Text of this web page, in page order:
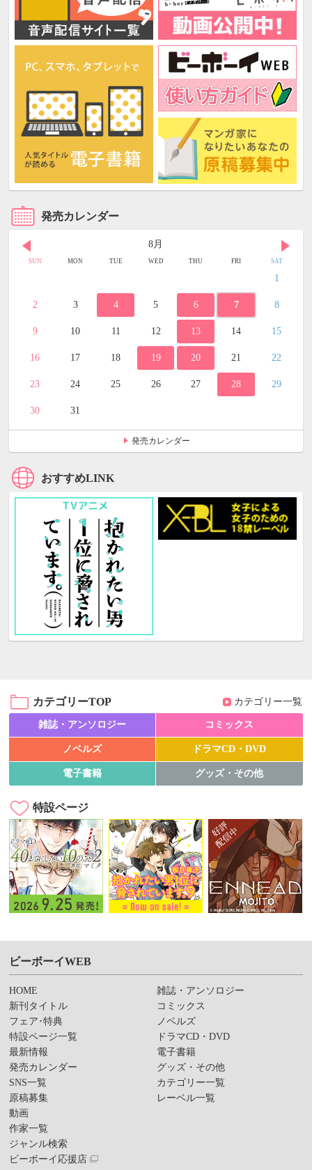
発売カレンダー
8月
SUN MON TUE WED THU FRI SAT
1
2 3 4 5 6 7 8
9 10 11 12 13 14 15
16 17 18 19 20 21 22
23 24 25 26 27 28 29
30 31
発売カレンダー
おすすめLINK
カテゴリーTOP カテゴリー一覧
雑誌・アンソロジー コミックス
ノベルズ ドラマCD・DVD
電子書籍 グッズ・その他
特設ページ
ビーボーイWEB
HOME
新刊タイトル
フェア･特典
特設ページ一覧
最新情報
発売カレンダー
SNS一覧
原稿募集
動画
作家一覧
ジャンル検索
ビーボーイ応援店
雑誌・アンソロジー
コミックス
ノベルズ
ドラマCD・DVD
電子書籍
グッズ・その他
カテゴリー一覧
レーベル一覧